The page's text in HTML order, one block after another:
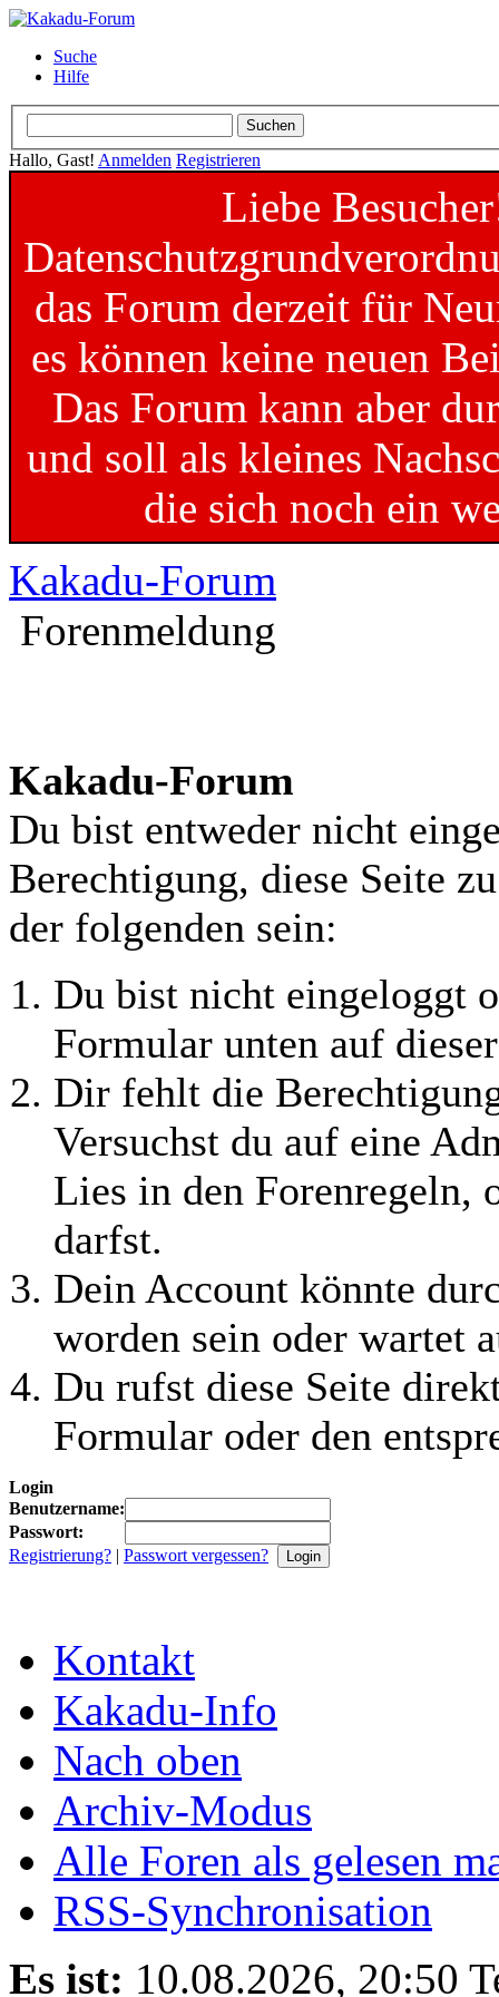
Suche
Hilfe
Hallo, Gast! Anmelden Registrieren
Liebe
das Forum derzeit für
es können keine neuen
Das Forum kann aber
und soll als kleines
die sich noch ein
Kakadu-Forum
Forenmeldung
Kakadu-Forum
Du bist entweder nicht
Berechtigung, diese Seite
der folgenden sein:
Du bist nicht eingeloggt
Formular unten auf
Dir fehlt die
Versuchst du auf eine
Lies in den Forenregeln,
darfst.
Dein Account könnte
worden sein oder wartet
Du rufst diese Seite
Formular oder den
Login
Benutzername:
Passwort:
Registrierung? | Passwort vergessen?
Kontakt
Kakadu-Info
Nach oben
Archiv-Modus
Alle Foren als gelesen
RSS-Synchronisation
Es ist: 10.08.2026, 20:50